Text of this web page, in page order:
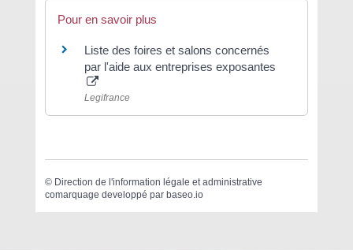
Pour en savoir plus
Liste des foires et salons concernés
par l'aide aux entreprises exposantes
Legifrance
© Direction de l'information légale et administrative
comarquage developpé par baseo.io